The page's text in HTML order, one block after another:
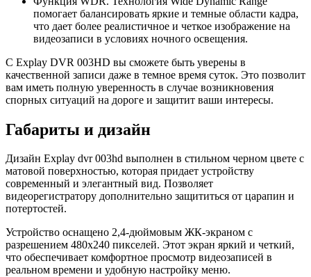
помогает балансировать яркие и темные области кадра,
что дает более реалистичное и четкое изображение на
видеозаписи в условиях ночного освещения.
С Explay DVR 003HD вы сможете быть уверены в
качественной записи даже в темное время суток. Это позволит
вам иметь полную уверенность в случае возникновения
спорных ситуаций на дороге и защитит ваши интересы.
Габариты и дизайн
Дизайн Explay dvr 003hd выполнен в стильном черном цвете с
матовой поверхностью, которая придает устройству
современный и элегантный вид. Позволяет
видеорегистратору дополнительно защититься от царапин и
потертостей.
Устройство оснащено 2,4-дюймовым ЖК-экраном с
разрешением 480х240 пикселей. Этот экран яркий и четкий,
что обеспечивает комфортное просмотр видеозаписей в
реальном времени и удобную настройку меню.